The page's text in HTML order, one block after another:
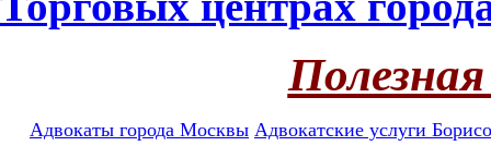
Адвокаты города Москвы Адвокатские услуги